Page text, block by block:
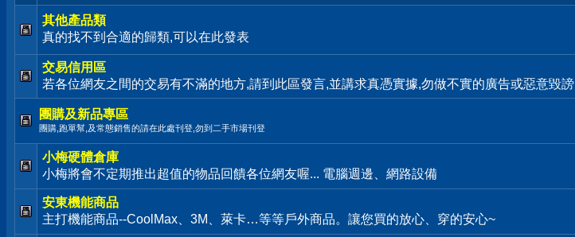
其他產品類
真的找不到合適的歸類,可以在此發表
交易信用區
若各位網友之間的交易有不滿的地方,請到此區發言,並講求真憑實據,勿做不實的廣告或惡意毀謗
團購及新品專區
團購,跑單幫,及常態銷售的請在此處刊登,勿到二手市場刊登
小梅硬體倉庫
小梅將會不定期推出超值的物品回饋各位網友喔... 電腦週邊、網路設備
安東機能商品
主打機能商品--CoolMax、3M、萊卡…等等戶外商品。讓您買的放心、穿的安心~